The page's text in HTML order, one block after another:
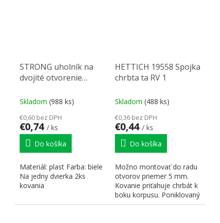
STRONG uholník na
dvojité otvorenie
Skladom (988 ks)
€0,60 bez DPH
€0,74 / ks
Do košíka
Materiál: plast Farba: biele
Na jedny dvierka 2ks
kovania
HETTICH 19558 Spojka
chrbta ta RV 1
Skladom (488 ks)
€0,36 bez DPH
€0,44 / ks
Do košíka
Možno montovať do radu
otvorov priemer 5 mm.
Kovanie priťahuje chrbát k
boku korpusu. Poniklovaný
zinkový odliatok.